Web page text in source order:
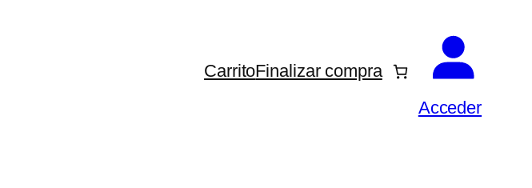
CarritoFinalizar compra
Acceder